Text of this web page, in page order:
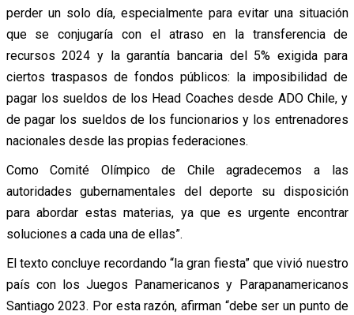
perder un solo día, especialmente para evitar una situación
que se conjugaría con el atraso en la transferencia de
recursos 2024 y la garantía bancaria del 5% exigida para
ciertos traspasos de fondos públicos: la imposibilidad de
pagar los sueldos de los Head Coaches desde ADO Chile, y
de pagar los sueldos de los funcionarios y los entrenadores
nacionales desde las propias federaciones.
Como Comité Olímpico de Chile agradecemos a las
autoridades gubernamentales del deporte su disposición
para abordar estas materias, ya que es urgente encontrar
soluciones a cada una de ellas”.
El texto concluye recordando “la gran fiesta” que vivió nuestro
país con los Juegos Panamericanos y Parapanamericanos
Santiago 2023. Por esta razón, afirman “debe ser un punto de